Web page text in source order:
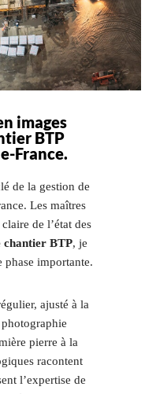
images
BTP
France.
de la gestion de
Les maîtres
de l’état des
chantier BTP, je
phase importante.
ajusté à la
pierre à la
racontent
l’expertise de